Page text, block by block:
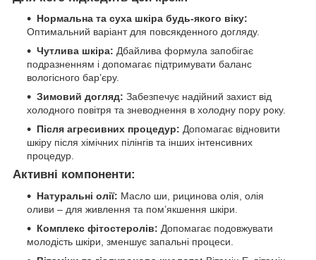
Нормальна та суха шкіра будь-якого віку:
Оптимальний варіант для повсякденного догляду.
Чутлива шкіра: Дбайлива формула запобігає
подразненням і допомагає підтримувати баланс
вологісного бар’єру.
Зимовий догляд: Забезпечує надійний захист від
холодного повітря та зневоднення в холодну пору року.
Після агресивних процедур: Допомагає відновити
шкіру після хімічних пілінгів та інших інтенсивних
процедур.
Активні компоненти:
Натуральні олії: Масло ши, рицинова олія, олія
оливи – для живлення та пом’якшення шкіри.
Комплекс фітостеролів: Допомагає подовжувати
молодість шкіри, зменшує запальні процеси.